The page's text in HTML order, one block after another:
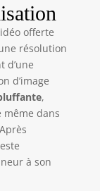
vos
Photo
fait
de
offerte
résolution
d’une
d’image
,
dans
à son